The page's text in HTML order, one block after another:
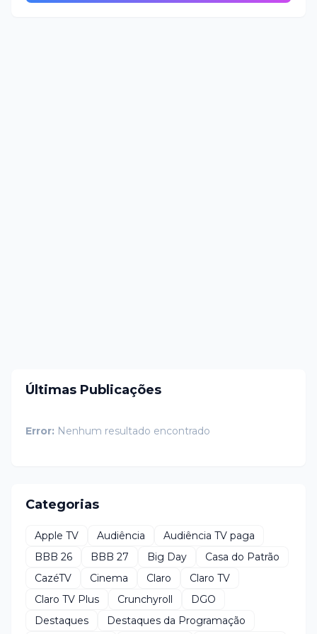
Últimas Publicações
Error: Nenhum resultado encontrado
Categorias
Apple TV Audiência
Audiência TV paga
BBB 26
BBB 27 Big Day
Casa do Patrão
CazéTV
Cinema Claro
Claro TV
Claro TV Plus
Crunchyroll
DGO
Destaques
Destaques da Programação